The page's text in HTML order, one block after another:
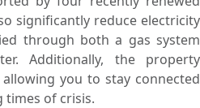
significantly reduce electricity
through both a gas system
Additionally, the property
you to stay connected
of crisis.